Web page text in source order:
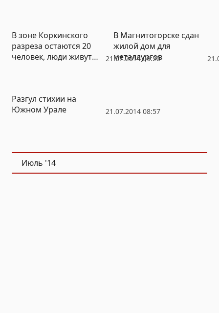
21.07.2014 09:20
В зоне Коркинского
разреза остаются 20
человек, люди живут
В Магнитогорске сдан
жилой дом для
металлургов
21.07.2014 08:57
Разгул стихии на
Южном Урале
Июль '14